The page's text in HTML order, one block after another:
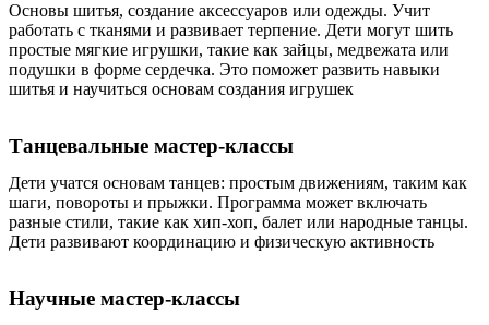
Основы шитья, создание аксессуаров или одежды. Учит
работать с тканями и развивает терпение. Дети могут шить
простые мягкие игрушки, такие как зайцы, медвежата или
подушки в форме сердечка. Это поможет развить навыки
шитья и научиться основам создания игрушек
Танцевальные мастер-классы
Дети учатся основам танцев: простым движениям, таким как
шаги, повороты и прыжки. Программа может включать
разные стили, такие как хип-хоп, балет или народные танцы.
Дети развивают координацию и физическую активность
Научные мастер-классы